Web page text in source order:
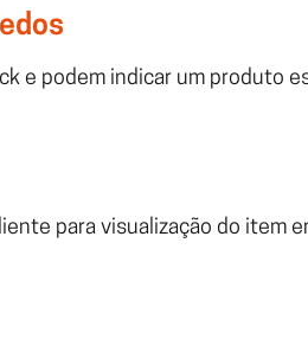
e podem indicar um produto
para visualização do item